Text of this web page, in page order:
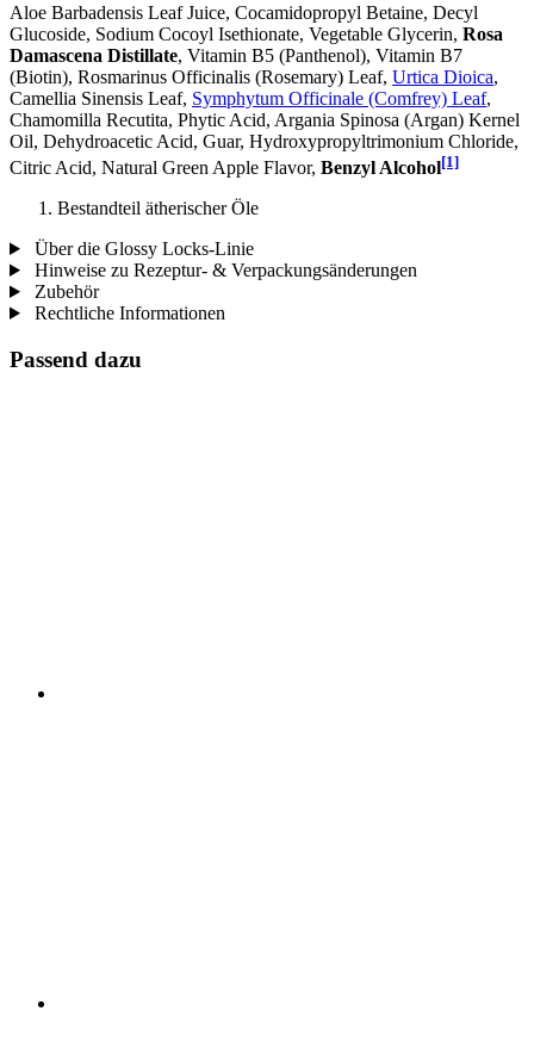
Aloe Barbadensis Leaf Juice, Cocamidopropyl Betaine, Decyl
Glucoside, Sodium Cocoyl Isethionate, Vegetable Glycerin, Rosa
Damascena Distillate, Vitamin B5 (Panthenol), Vitamin B7
(Biotin), Rosmarinus Officinalis (Rosemary) Leaf, Urtica Dioica,
Camellia Sinensis Leaf, Symphytum Officinale (Comfrey) Leaf,
Chamomilla Recutita, Phytic Acid, Argania Spinosa (Argan) Kernel
Oil, Dehydroacetic Acid, Guar, Hydroxypropyltrimonium Chloride,
Citric Acid, Natural Green Apple Flavor, Benzyl Alcohol[1]
Bestandteil ätherischer Öle
Über die Glossy Locks-Linie
Hinweise zu Rezeptur- & Verpackungsänderungen
Zubehör
Rechtliche Informationen
Passend dazu